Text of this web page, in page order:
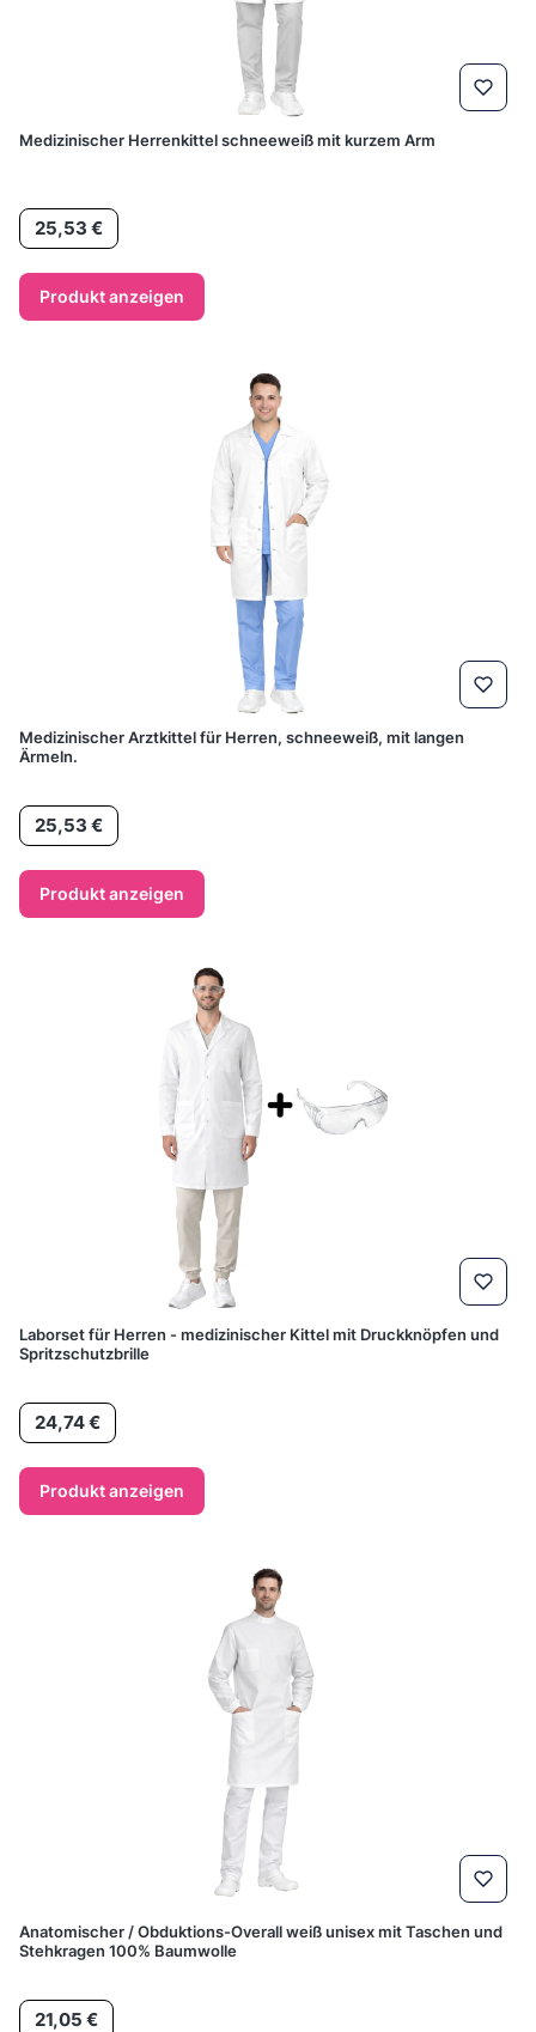
Medizinischer Herrenkittel schneeweiß mit kurzem Arm
Preis
25,53 €
Produkt anzeigen
Medizinischer Arztkittel für Herren, schneeweiß, mit langen
Ärmeln.
Preis
25,53 €
Produkt anzeigen
Laborset für Herren - medizinischer Kittel mit Druckknöpfen und
Spritzschutzbrille
Preis
24,74 €
Produkt anzeigen
Anatomischer / Obduktions-Overall weiß unisex mit Taschen und
Stehkragen 100% Baumwolle
Preis
21,05 €